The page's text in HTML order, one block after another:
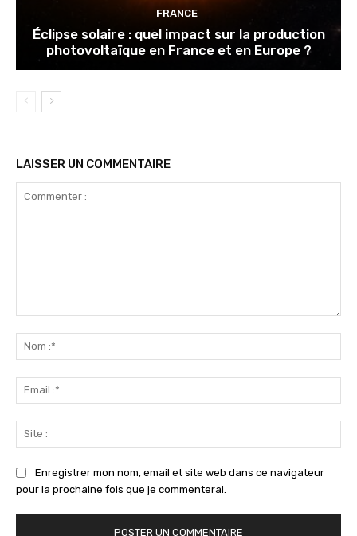
FRANCE
Éclipse solaire : quel impact sur la production
photovoltaïque en France et en Europe ?
LAISSER UN COMMENTAIRE
Enregistrer mon nom, email et site web dans ce navigateur
pour la prochaine fois que je commenterai.